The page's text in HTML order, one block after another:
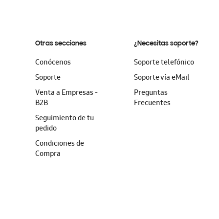
Otras secciones
Conócenos
Soporte
Venta a Empresas -
B2B
Seguimiento de tu
pedido
Condiciones de
Compra
¿Necesitas soporte?
Soporte telefónico
Soporte vía eMail
Preguntas
Frecuentes